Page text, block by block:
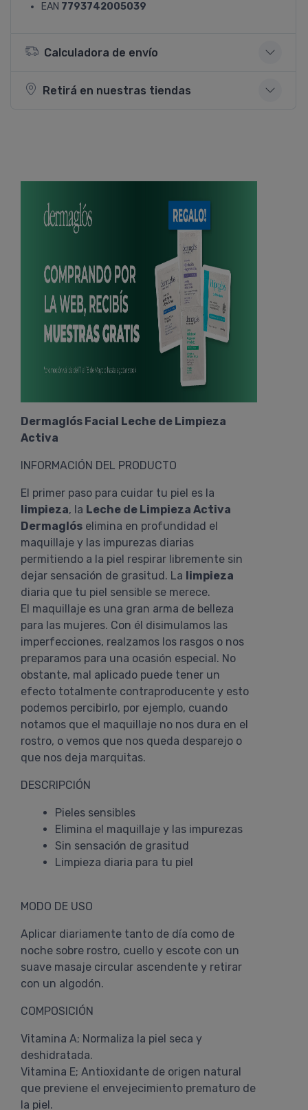
EAN 7793742005039
Calculadora de envío
Retirá en nuestras tiendas
Dermaglós Facial Leche de Limpieza
Activa
INFORMACIÓN DEL PRODUCTO
El primer paso para cuidar tu piel es la
limpieza, la Leche de Limpieza Activa
Dermaglós elimina en profundidad el
maquillaje y las impurezas diarias
permitiendo a la piel respirar libremente sin
dejar sensación de grasitud. La limpieza
diaria que tu piel sensible se merece.
El maquillaje es una gran arma de belleza
para las mujeres. Con él disimulamos las
imperfecciones, realzamos los rasgos o nos
preparamos para una ocasión especial. No
obstante, mal aplicado puede tener un
efecto totalmente contraproducente y esto
podemos percibirlo, por ejemplo, cuando
notamos que el maquillaje no nos dura en el
rostro, o vemos que nos queda desparejo o
que nos deja marquitas.
DESCRIPCIÓN
Pieles sensibles
Elimina el maquillaje y las impurezas
Sin sensación de grasitud
Limpieza diaria para tu piel
MODO DE USO
Aplicar diariamente tanto de día como de
noche sobre rostro, cuello y escote con un
suave masaje circular ascendente y retirar
con un algodón.
COMPOSICIÓN
Vitamina A; Normaliza la piel seca y
deshidratada.
Vitamina E; Antioxidante de origen natural
que previene el envejecimiento prematuro de
la piel.